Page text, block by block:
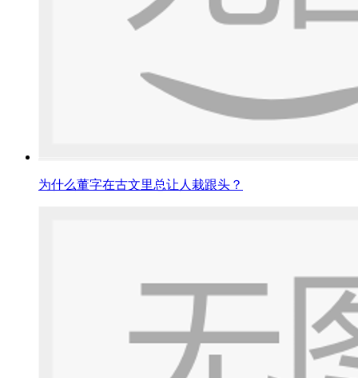
为什么董字在古文里总让人栽跟头？